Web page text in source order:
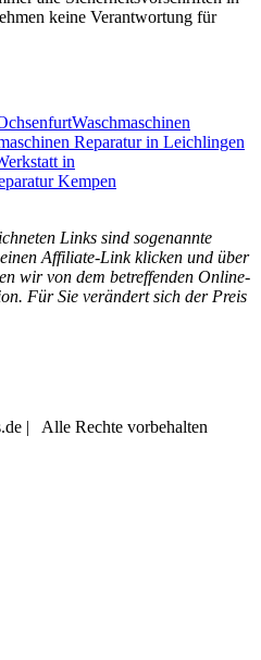
keine Verantwortung für
Waschmaschinen
Reparatur in Leichlingen
in
Kempen
Links sind sogenannte
Affiliate-Link klicken und über
wir von dem betreffenden Online-
Für Sie verändert sich der Preis
| Alle Rechte vorbehalten